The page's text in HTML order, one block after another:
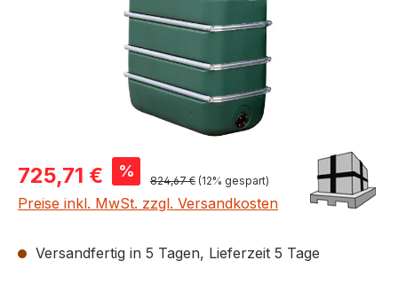
Verkaufspreis:
725,71 € % Regulärer Preis:
824,67 € (12% gespart)
Preise inkl. MwSt. zzgl. Versandkosten
Versandfertig in 5 Tagen, Lieferzeit 5 Tage